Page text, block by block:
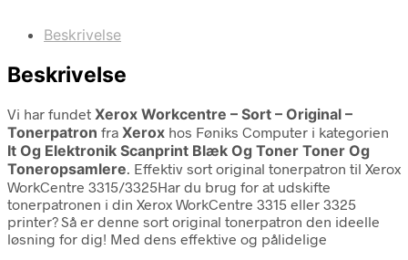
Beskrivelse
Beskrivelse
Vi har fundet Xerox Workcentre – Sort – Original –
Tonerpatron fra Xerox hos Føniks Computer i kategorien
It Og Elektronik Scanprint Blæk Og Toner Toner Og
Toneropsamlere. Effektiv sort original tonerpatron til Xerox
WorkCentre 3315/3325Har du brug for at udskifte
tonerpatronen i din Xerox WorkCentre 3315 eller 3325
printer? Så er denne sort original tonerpatron den ideelle
løsning for dig! Med dens effektive og pålidelige